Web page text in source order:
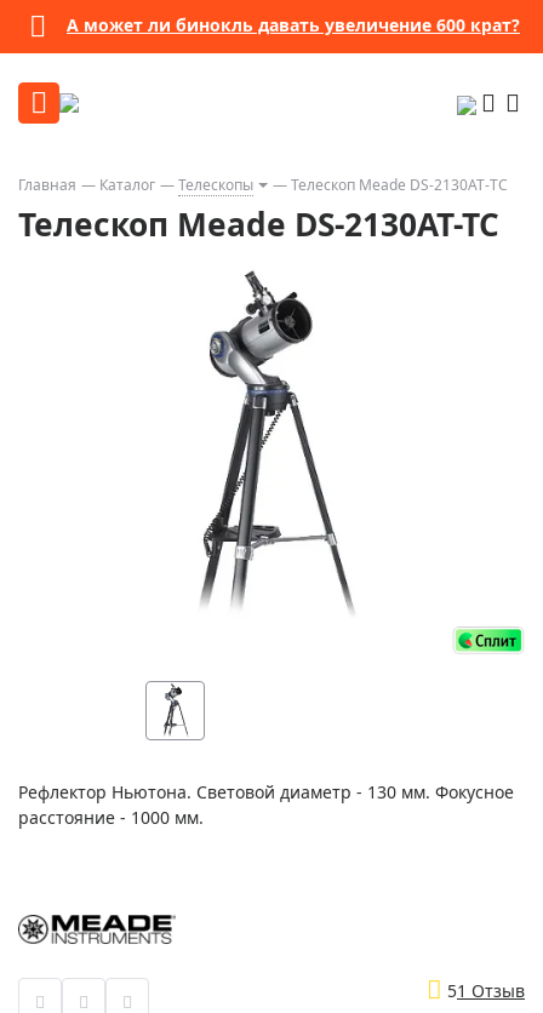
А может ли бинокль давать увеличение 600 крат?
Главная Каталог Телескопы Телескоп Meade DS-2130AT-TC
Телескоп Meade DS-2130AT-TC
Рефлектор Ньютона. Световой диаметр - 130 мм. Фокусное
расстояние - 1000 мм.
51 Отзыв